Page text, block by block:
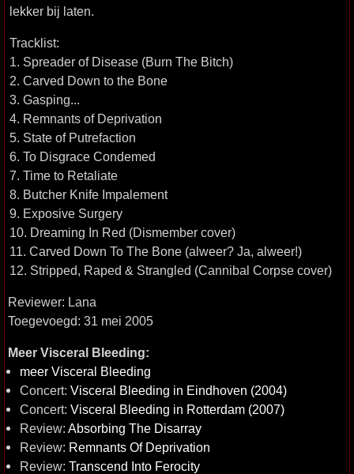
lekker bij laten.
Tracklist:
1. Spreader of Disease (Burn The Bitch)
2. Carved Down to the Bone
3. Gasping...
4. Remnants of Deprivation
5. State of Putrefaction
6. To Disgrace Condemed
7. Time to Retaliate
8. Butcher Knife Impalement
9. Exposive Surgery
10. Dreaming In Red (Dismember cover)
11. Carved Down To The Bone (alweer? Ja, alweer!)
12. Stripped, Raped & Strangled (Cannibal Corpse cover)
Reviewer: Lana
Toegevoegd: 31 mei 2005
Meer Visceral Bleeding:
meer Visceral Bleeding
Concert: Visceral Bleeding in Eindhoven (2004)
Concert: Visceral Bleeding in Rotterdam (2007)
Review: Absorbing The Disarray
Review: Remnants Of Deprivation
Review: Transcend Into Ferocity